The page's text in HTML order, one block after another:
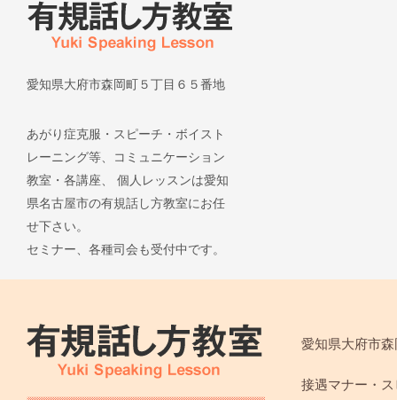
愛知県大府市森岡町５丁目６５番地
あがり症克服・スピーチ・ボイスト
レーニング等、コミュニケーション
教室・各講座、 個人レッスンは愛知
県名古屋市の有規話し方教室にお任
せ下さい。
セミナー、各種司会も受付中です。
愛知県大府市
接遇マナー・